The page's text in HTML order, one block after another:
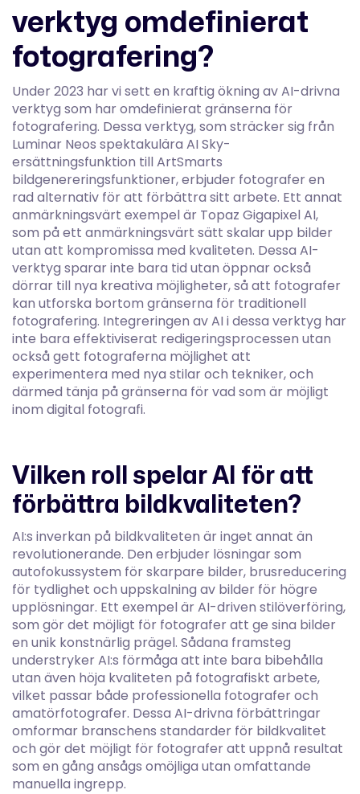
verktyg omdefinierat
fotografering?
Under 2023 har vi sett en kraftig ökning av AI-drivna
verktyg som har omdefinierat gränserna för
fotografering. Dessa verktyg, som sträcker sig från
Luminar Neos spektakulära AI Sky-
ersättningsfunktion till ArtSmarts
bildgenereringsfunktioner, erbjuder fotografer en
rad alternativ för att förbättra sitt arbete. Ett annat
anmärkningsvärt exempel är Topaz Gigapixel AI,
som på ett anmärkningsvärt sätt skalar upp bilder
utan att kompromissa med kvaliteten. Dessa AI-
verktyg sparar inte bara tid utan öppnar också
dörrar till nya kreativa möjligheter, så att fotografer
kan utforska bortom gränserna för traditionell
fotografering. Integreringen av AI i dessa verktyg har
inte bara effektiviserat redigeringsprocessen utan
också gett fotograferna möjlighet att
experimentera med nya stilar och tekniker, och
därmed tänja på gränserna för vad som är möjligt
inom digital fotografi.
Vilken roll spelar AI för att
förbättra bildkvaliteten?
AI:s inverkan på bildkvaliteten är inget annat än
revolutionerande. Den erbjuder lösningar som
autofokussystem för skarpare bilder, brusreducering
för tydlighet och uppskalning av bilder för högre
upplösningar. Ett exempel är AI-driven stilöverföring,
som gör det möjligt för fotografer att ge sina bilder
en unik konstnärlig prägel. Sådana framsteg
understryker AI:s förmåga att inte bara bibehålla
utan även höja kvaliteten på fotografiskt arbete,
vilket passar både professionella fotografer och
amatörfotografer. Dessa AI-drivna förbättringar
omformar branschens standarder för bildkvalitet
och gör det möjligt för fotografer att uppnå resultat
som en gång ansågs omöjliga utan omfattande
manuella ingrepp.